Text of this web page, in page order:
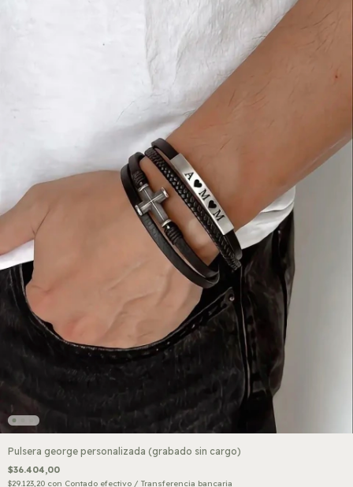
Pulsera george personalizada (grabado sin cargo)
$36.404,00
$29.123,20 con Contado efectivo / Transferencia bancaria